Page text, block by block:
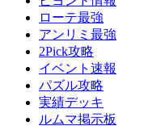
ローテ最強
アンリミ最強
2Pick攻略
イベント速報
パズル攻略
実績デッキ
ルムマ掲示板